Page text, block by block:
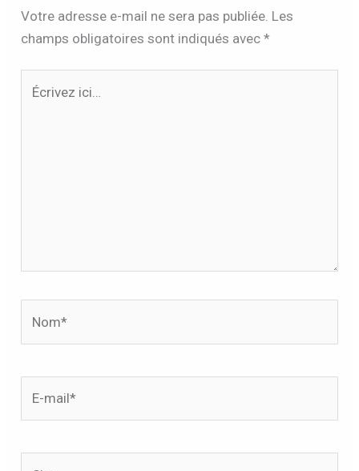
Votre adresse e-mail ne sera pas publiée. Les
champs obligatoires sont indiqués avec*